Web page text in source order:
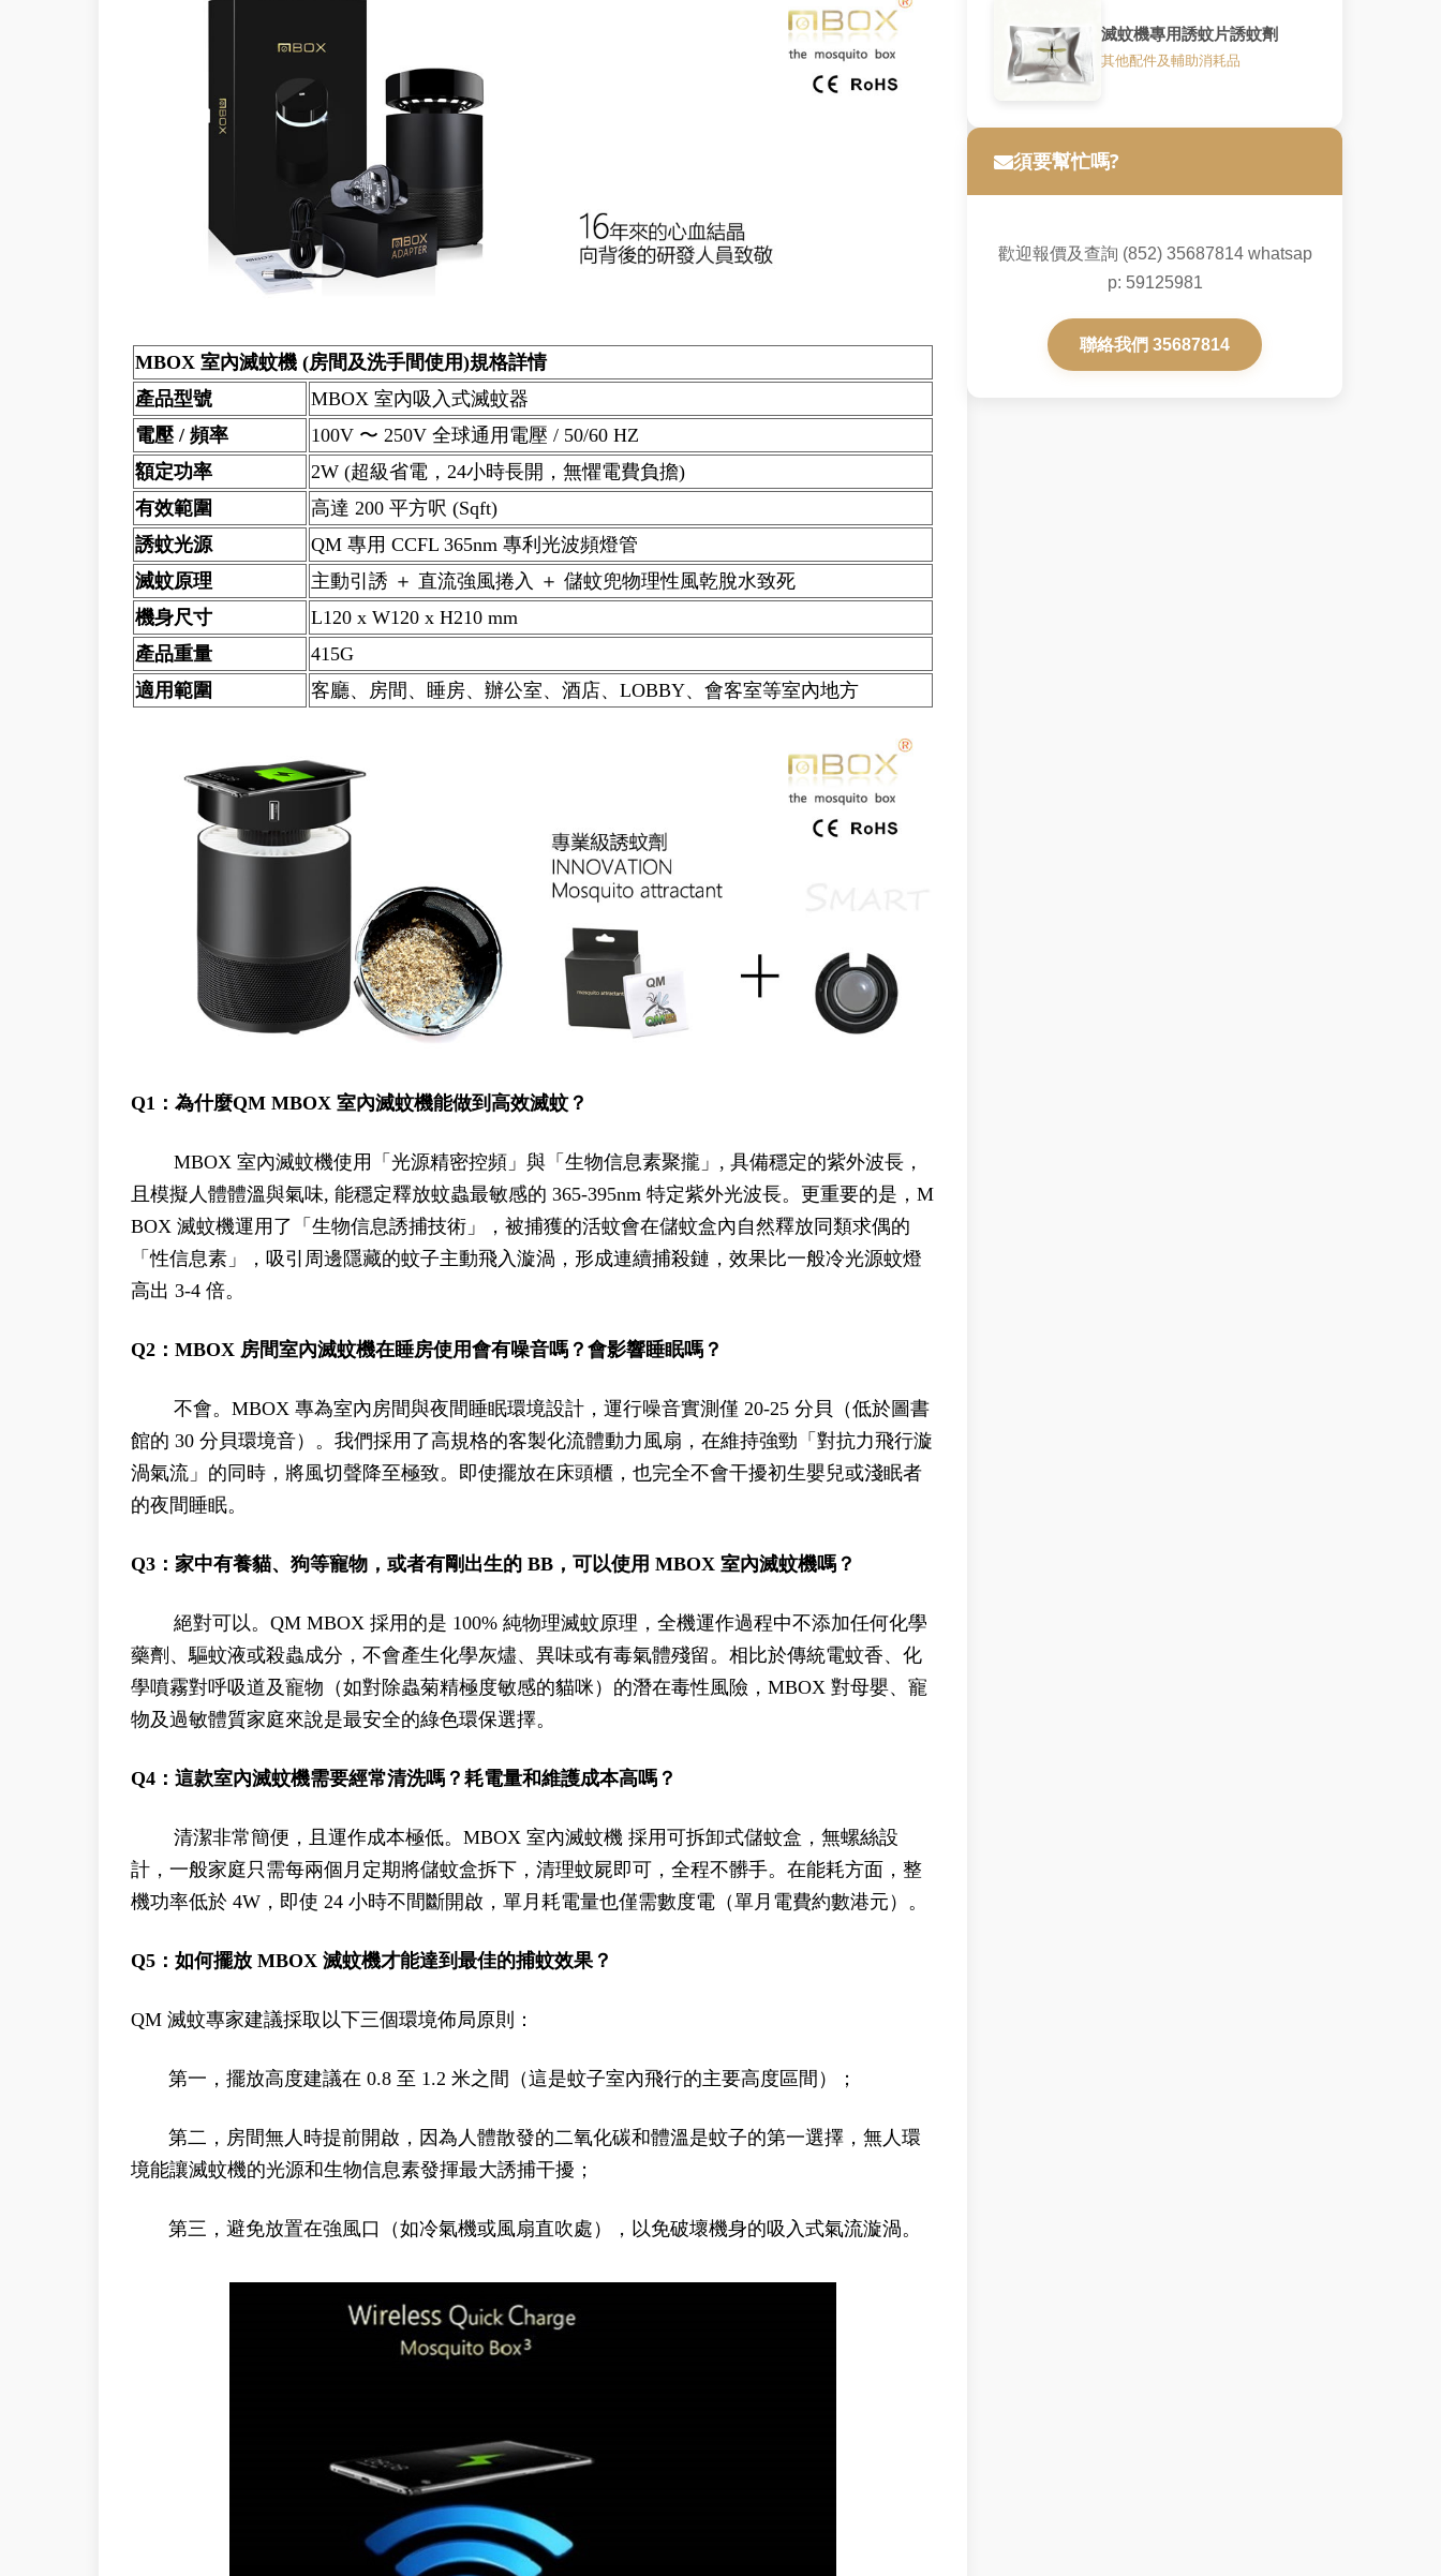
MBOX 室內滅蚊機 (房間及洗手間使用)規格詳情
產品型號
MBOX 室內吸入式滅蚊器
電壓 / 頻率
100V 〜 250V 全球通用電壓 / 50/60 HZ
額定功率
2W (超級省電，24小時長開，無懼電費負擔)
有效範圍
高達 200 平方呎 (Sqft)
誘蚊光源
QM 專用 CCFL 365nm 專利光波頻燈管
滅蚊原理
主動引誘 ＋ 直流強風捲入 ＋ 儲蚊兜物理性風乾脫水致死
機身尺寸
L120 x W120 x H210 mm
產品重量
415G
適用範圍
客廳、房間、睡房、辦公室、酒店、LOBBY、會客室等室內地方
Q1：為什麼QM MBOX 室內滅蚊機能做到高效滅蚊？
MBOX 室內滅蚊機使用「光源精密控頻」與「生物信息素聚攏」, 具備穩定的紫外波長，
且模擬人體體溫與氣味, 能穩定釋放蚊蟲最敏感的 365-395nm 特定紫外光波長。更重要的是，M
BOX 滅蚊機運用了「生物信息誘捕技術」，被捕獲的活蚊會在儲蚊盒內自然釋放同類求偶的
「性信息素」，吸引周邊隱藏的蚊子主動飛入漩渦，形成連續捕殺鏈，效果比一般冷光源蚊燈
高出 3-4 倍。
Q2：MBOX 房間室內滅蚊機在睡房使用會有噪音嗎？會影響睡眠嗎？
不會。MBOX 專為室內房間與夜間睡眠環境設計，運行噪音實測僅 20-25 分貝（低於圖書
館的 30 分貝環境音）。我們採用了高規格的客製化流體動力風扇，在維持強勁「對抗力飛行漩
渦氣流」的同時，將風切聲降至極致。即使擺放在床頭櫃，也完全不會干擾初生嬰兒或淺眠者
的夜間睡眠。
Q3：家中有養貓、狗等寵物，或者有剛出生的 BB，可以使用 MBOX 室內滅蚊機嗎？
絕對可以。QM MBOX 採用的是 100% 純物理滅蚊原理，全機運作過程中不添加任何化學
藥劑、驅蚊液或殺蟲成分，不會產生化學灰燼、異味或有毒氣體殘留。相比於傳統電蚊香、化
學噴霧對呼吸道及寵物（如對除蟲菊精極度敏感的貓咪）的潛在毒性風險，MBOX 對母嬰、寵
物及過敏體質家庭來說是最安全的綠色環保選擇。
Q4：這款室內滅蚊機需要經常清洗嗎？耗電量和維護成本高嗎？
清潔非常簡便，且運作成本極低。MBOX 室內滅蚊機 採用可拆卸式儲蚊盒，無螺絲設
計，一般家庭只需每兩個月定期將儲蚊盒拆下，清理蚊屍即可，全程不髒手。在能耗方面，整
機功率低於 4W，即使 24 小時不間斷開啟，單月耗電量也僅需數度電（單月電費約數港元）。
Q5：如何擺放 MBOX 滅蚊機才能達到最佳的捕蚊效果？
QM 滅蚊專家建議採取以下三個環境佈局原則：
第一，擺放高度建議在 0.8 至 1.2 米之間（這是蚊子室內飛行的主要高度區間）；
第二，房間無人時提前開啟，因為人體散發的二氧化碳和體溫是蚊子的第一選擇，無人環
境能讓滅蚊機的光源和生物信息素發揮最大誘捕干擾；
第三，避免放置在強風口（如冷氣機或風扇直吹處），以免破壞機身的吸入式氣流漩渦。
滅蚊機專用誘蚊片誘蚊劑
其他配件及輔助消耗品
須要幫忙嗎?
歡迎報價及查詢 (852) 35687814 whatsap
p: 59125981
聯絡我們 35687814